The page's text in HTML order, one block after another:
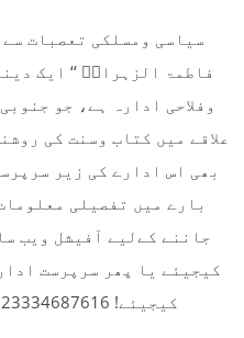
content
سیاسی ومسلکی تعصبات سے
فاطمۃ الزہراءؓ ‘‘ ایک
وفلاحی ادارہ ہے، جو
علاقے میں کتاب وسنت کی
بھی اس ادارے کی زیر
بارے میں تفصیلی
کیجیئے یا پھر سرپرست
کیجیئے! 00923334687616 / 00923010779495